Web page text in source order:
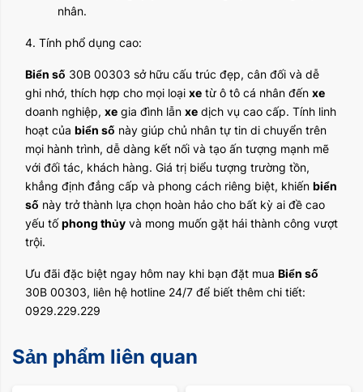
nhân.
4. Tính phổ dụng cao:
Biển số 30B 00303 sở hữu cấu trúc đẹp, cân đối và dễ
ghi nhớ, thích hợp cho mọi loại xe từ ô tô cá nhân đến xe
doanh nghiệp, xe gia đình lẫn xe dịch vụ cao cấp. Tính linh
hoạt của biển số này giúp chủ nhân tự tin di chuyển trên
mọi hành trình, dễ dàng kết nối và tạo ấn tượng mạnh mẽ
với đối tác, khách hàng. Giá trị biểu tượng trường tồn,
khẳng định đẳng cấp và phong cách riêng biệt, khiến biển
số này trở thành lựa chọn hoàn hảo cho bất kỳ ai đề cao
yếu tốphong thủy và mong muốn gặt hái thành công vượt
trội.
Ưu đãi đặc biệt ngay hôm nay khi bạn đặt mua Biển số
30B 00303, liên hệ hotline 24/7 để biết thêm chi tiết:
0929.229.229
Sản phẩm liên quan